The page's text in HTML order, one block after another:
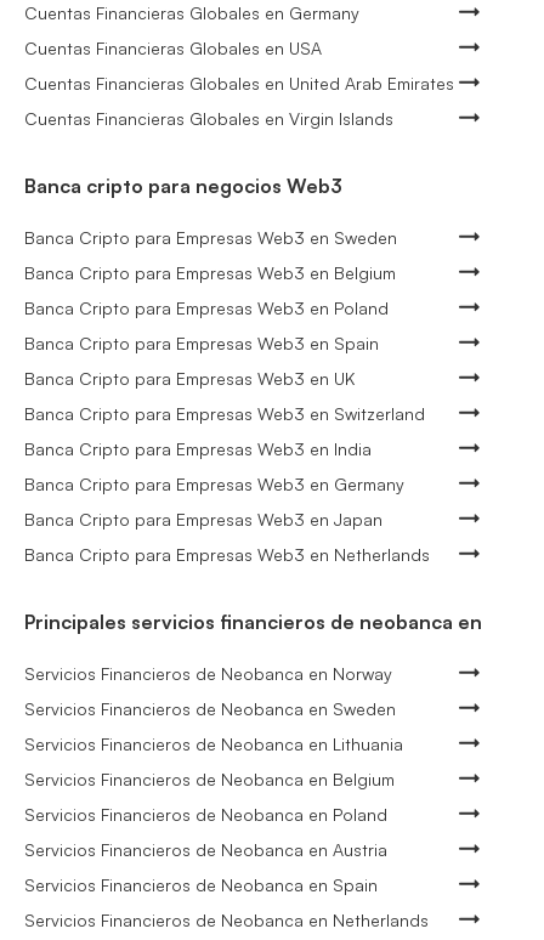
Cuentas Financieras Globales en Germany
Cuentas Financieras Globales en USA
Cuentas Financieras Globales en United Arab Emirates
Cuentas Financieras Globales en Virgin Islands
Banca cripto para negocios Web3
Banca Cripto para Empresas Web3 en Sweden
Banca Cripto para Empresas Web3 en Belgium
Banca Cripto para Empresas Web3 en Poland
Banca Cripto para Empresas Web3 en Spain
Banca Cripto para Empresas Web3 en UK
Banca Cripto para Empresas Web3 en Switzerland
Banca Cripto para Empresas Web3 en India
Banca Cripto para Empresas Web3 en Germany
Banca Cripto para Empresas Web3 en Japan
Banca Cripto para Empresas Web3 en Netherlands
Principales servicios financieros de neobanca en
Servicios Financieros de Neobanca en Norway
Servicios Financieros de Neobanca en Sweden
Servicios Financieros de Neobanca en Lithuania
Servicios Financieros de Neobanca en Belgium
Servicios Financieros de Neobanca en Poland
Servicios Financieros de Neobanca en Austria
Servicios Financieros de Neobanca en Spain
Servicios Financieros de Neobanca en Netherlands